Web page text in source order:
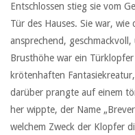
Entschlossen stieg sie vom
Tür des Hauses. Sie war, wie
ansprechend,
Brusthöhe war ein
krötenhaften
darüber prangte auf einem
her wippte, der Name
welchem Zweck der Klopfer